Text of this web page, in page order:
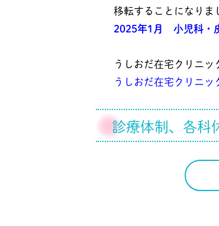
移転することになりま
2025年1月 小児科・
うしおだ在宅クリニ
うしおだ在宅クリニ
診療体制、各科